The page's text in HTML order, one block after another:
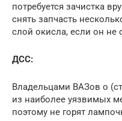
потребуется зачистка
снять запчасть
слой окисла, если он
ДСС:
Владельцами ВАЗов о
из наиболее уязвимых
поэтому не горят